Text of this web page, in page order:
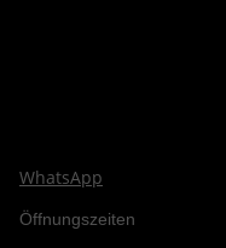
WhatsApp
Öffnungszeiten